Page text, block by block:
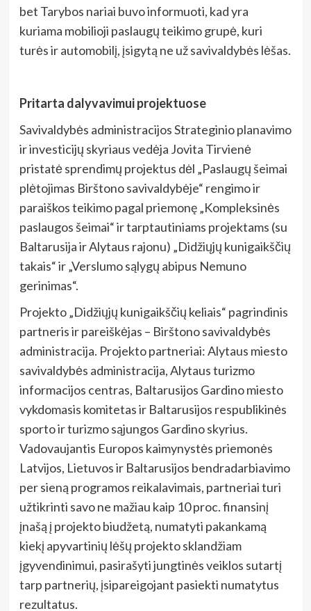
bet Tarybos nariai buvo informuoti, kad yra
kuriama mobilioji paslaugų teikimo grupė, kuri
turės ir automobilį, įsigytą ne už savivaldybės lėšas.
Pritarta dalyvavimui projektuose
Savivaldybės administracijos Strateginio planavimo
ir investicijų skyriaus vedėja Jovita Tirvienė
pristatė sprendimų projektus dėl „Paslaugų šeimai
plėtojimas Birštono savivaldybėje“ rengimo ir
paraiškos teikimo pagal priemonę „Kompleksinės
paslaugos šeimai“ ir tarptautiniams projektams (su
Baltarusija ir Alytaus rajonu) „Didžiųjų kunigaikščių
takais“ ir „Verslumo sąlygų abipus Nemuno
gerinimas“.
Projekto „Didžiųjų kunigaikščių keliais“ pagrindinis
partneris ir pareiškėjas – Birštono savivaldybės
administracija. Projekto partneriai: Alytaus miesto
savivaldybės administracija, Alytaus turizmo
informacijos centras, Baltarusijos Gardino miesto
vykdomasis komitetas ir Baltarusijos respublikinės
sporto ir turizmo sąjungos Gardino skyrius.
Vadovaujantis Europos kaimynystės priemonės
Latvijos, Lietuvos ir Baltarusijos bendradarbiavimo
per sieną programos reikalavimais, partneriai turi
užtikrinti savo ne mažiau kaip 10 proc. finansinį
įnašą į projekto biudžetą, numatyti pakankamą
kiekį apyvartinių lėšų projekto sklandžiam
įgyvendinimui, pasirašyti jungtinės veiklos sutartį
tarp partnerių, įsipareigojant pasiekti numatytus
rezultatus.